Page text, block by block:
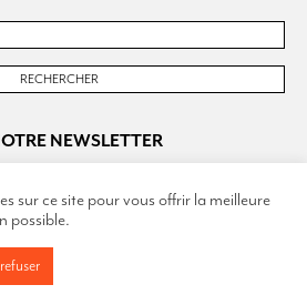
NEWSLETTER
sur ce site pour vous offrir la meilleure
possible.